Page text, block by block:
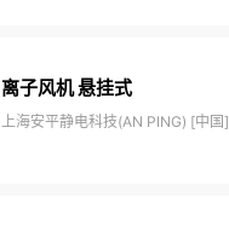
离子风机 悬挂式
上海安平静电科技(AN PING) [中国]